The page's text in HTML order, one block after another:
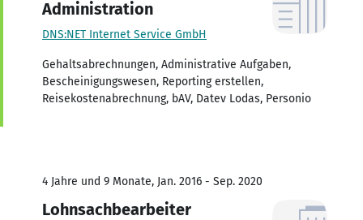
Administration
DNS:NET Internet Service GmbH
Gehaltsabrechnungen, Administrative Aufgaben,
Bescheinigungswesen, Reporting erstellen,
Reisekostenabrechnung, bAV, Datev Lodas, Personio
4 Jahre und 9 Monate, Jan. 2016 - Sep. 2020
Lohnsachbearbeiter